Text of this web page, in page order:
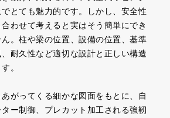
とても魅力的です。しかし、安全性
わせて考えると実はそう簡単にでき
。柱や梁の位置、設備の位置、基準
耐久性など適切な設計と正しい構造
。
がってくる細かな図面をもとに、自
ー制御、プレカット加工される強靭